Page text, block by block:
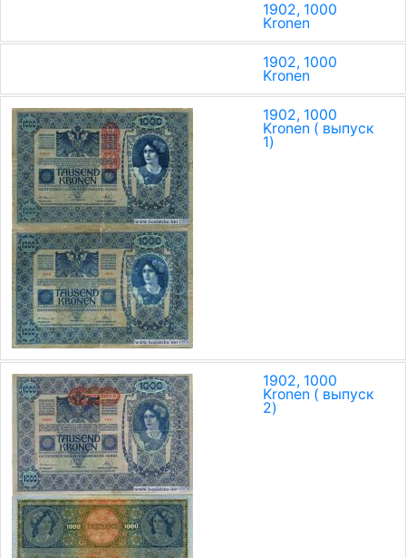
1902, 1000
Kronen
1902, 1000
Kronen
1902, 1000
Kronen ( выпуск
1)
1902, 1000
Kronen ( выпуск
2)